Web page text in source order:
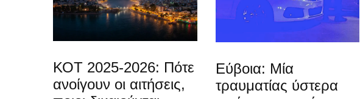
ΚΟΤ 2025-2026: Πότε
ανοίγουν οι αιτήσεις,
Εύβοια: Μία
τραυματίας ύστερα